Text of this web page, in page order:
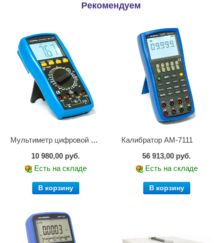
Рекомендуем
Мультиметр цифровой АМ-1083
10 980,00 руб.
Есть на складе
В корзину
Калибратор АМ-7111
56 913,00 руб.
Есть на складе
В корзину